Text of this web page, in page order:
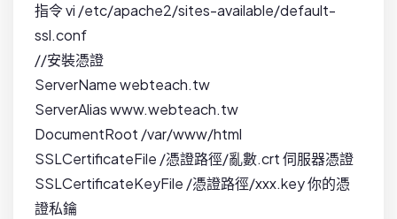
指令 vi /etc/apache2/sites-available/default-
ssl.conf
//安裝憑證
ServerName webteach.tw
ServerAlias www.webteach.tw
DocumentRoot /var/www/html
SSLCertificateFile /憑證路徑/亂數.crt 伺服器憑證
SSLCertificateKeyFile /憑證路徑/xxx.key 你的憑
證私鑰